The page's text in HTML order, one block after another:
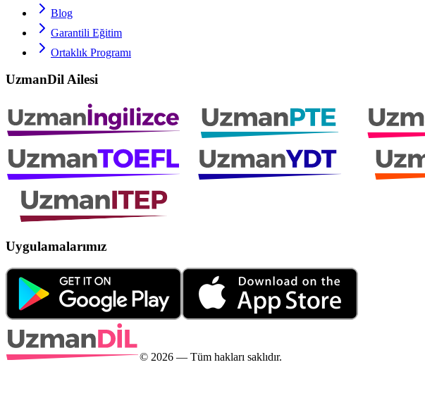
Blog
Garantili Eğitim
Ortaklık Programı
UzmanDil Ailesi
Uygulamalarımız
© 2026 — Tüm hakları saklıdır.